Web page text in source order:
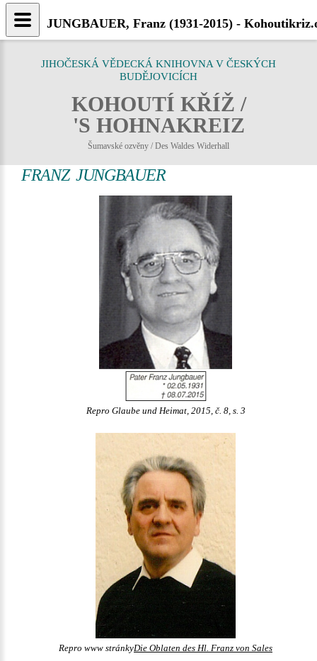
JIHOČESKÁ VĚDECKÁ KNIHOVNA V ČESKÝCH
BUDĚJOVICÍCH
KOHOUTÍ KŘÍŽ /
'S HOHNAKREIZ
Šumavské ozvěny / Des Waldes Widerhall
FRANZ JUNGBAUER
Repro Glaube und Heimat, 2015, č. 8, s. 3
Repro www stránkyDie Oblaten des Hl. Franz von Sales
JUNGBAUER, Franz (1931-2015) -